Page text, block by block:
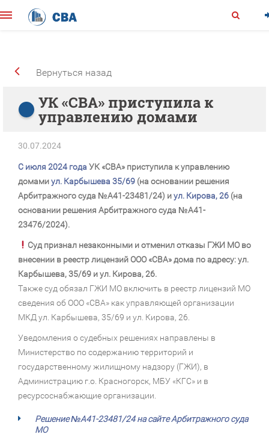
Вернуться назад
УК «СВА» приступила к
управлению домами
30.07.2024
С июля 2024 года УК «СВА» приступила к управлению
домамиул. Карбышева 35/69 (на основании решения
Арбитражного суда №А41-23481/24) иул. Кирова, 26 (на
основании решения Арбитражного суда №А41-
23476/2024).
Суд признал незаконными и отменил отказы ГЖИ МО во
внесении в реестр лицензий ООО «СВА» дома по адресу: ул.
Карбышева, 35/69 и ул. Кирова, 26.
Также суд обязал ГЖИ МО включить в реестр лицензий МО
сведения об ООО «СВА» как управляющей организации
МКД ул. Карбышева, 35/69 и ул. Кирова, 26.
Уведомления о судебных решениях направлены в
Министерство по содержанию территорий и
государственному жилищному надзору (ГЖИ), в
Администрацию г.о. Красногорск, МБУ «КГС» и в
ресурсоснабжающие организации.
Решение №А41-23481/24 на сайте Арбитражного суда
МО